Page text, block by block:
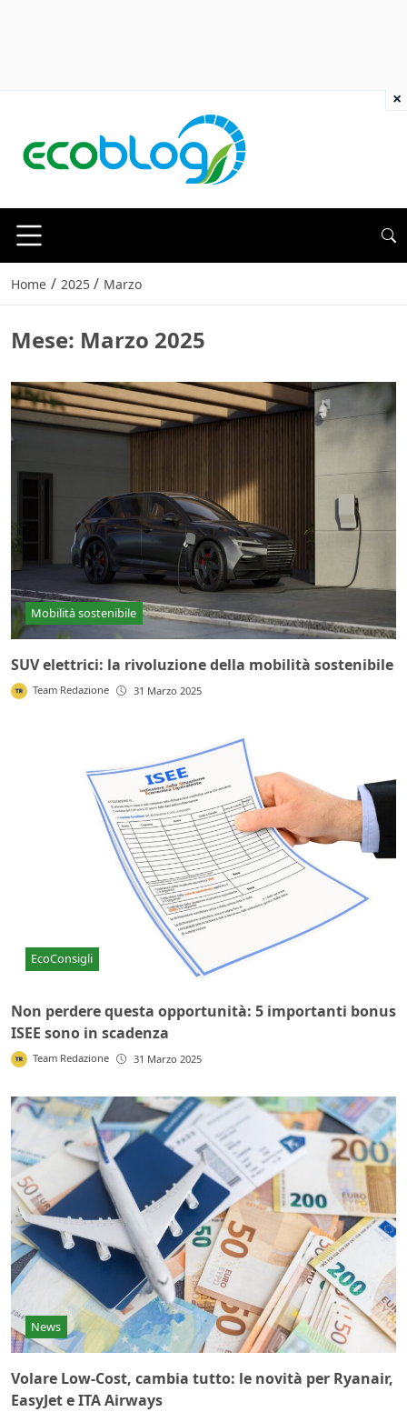
Home / 2025 / Marzo
Mese: Marzo 2025
Mobilità sostenibile
SUV elettrici: la rivoluzione della mobilità sostenibile
Team Redazione 31 Marzo 2025
EcoConsigli
Non perdere questa opportunità: 5 importanti bonus
ISEE sono in scadenza
Team Redazione 31 Marzo 2025
News
Volare Low-Cost, cambia tutto: le novità per Ryanair,
EasyJet e ITA Airways
×